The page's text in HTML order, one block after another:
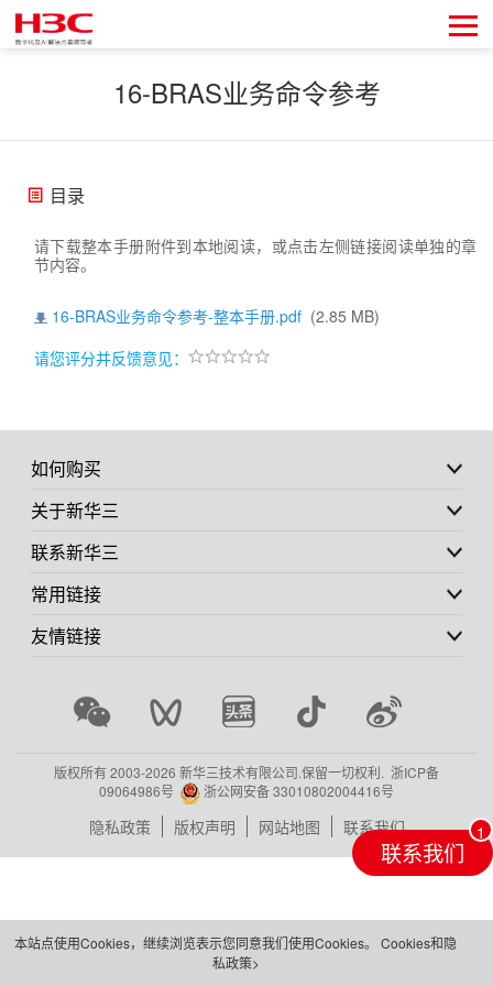
16-BRAS业务命令参考
目录
请下载整本手册附件到本地阅读，或点击左侧链接阅读单独的章
节内容。
16-BRAS业务命令参考-整本手册.pdf (2.85 MB)
请您评分并反馈意见：
如何购买
关于新华三
联系新华三
常用链接
友情链接
版权所有 2003-2026 新华三技术有限公司.保留一切权利. 浙ICP备
09064986号
浙公网安备 33010802004416号
隐私政策 版权声明 网站地图 联系我们
联系我们
本站点使用Cookies，继续浏览表示您同意我们使用Cookies。 Cookies和隐
私政策>